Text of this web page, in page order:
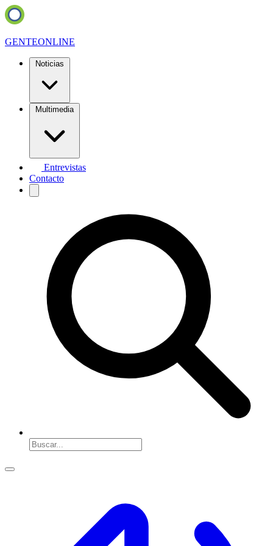
GENTEONLINE
Noticias
Multimedia
Entrevistas
Contacto